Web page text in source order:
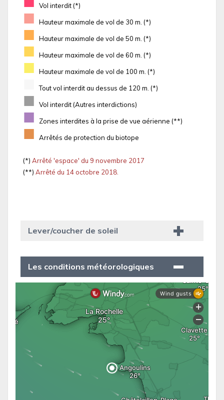
Vol interdit (*)
■ Hauteur maximale de vol de 30 m. (*)
■ Hauteur maximale de vol de 50 m. (*)
■ Hauteur maximale de vol de 60 m. (*)
■ Hauteur maximale de vol de 100 m. (*)
Tout vol interdit au dessus de 120 m. (*)
■ Vol interdit (Autres interdictions)
■ Zones interdites à la prise de vue aérienne (**)
■ Arrêtés de protection du biotope
(*) Arrêté 'espace' du 9 novembre 2017
(**) Arrêté du 14 octobre 2018.
Lever/coucher de soleil
Les conditions météorologiques